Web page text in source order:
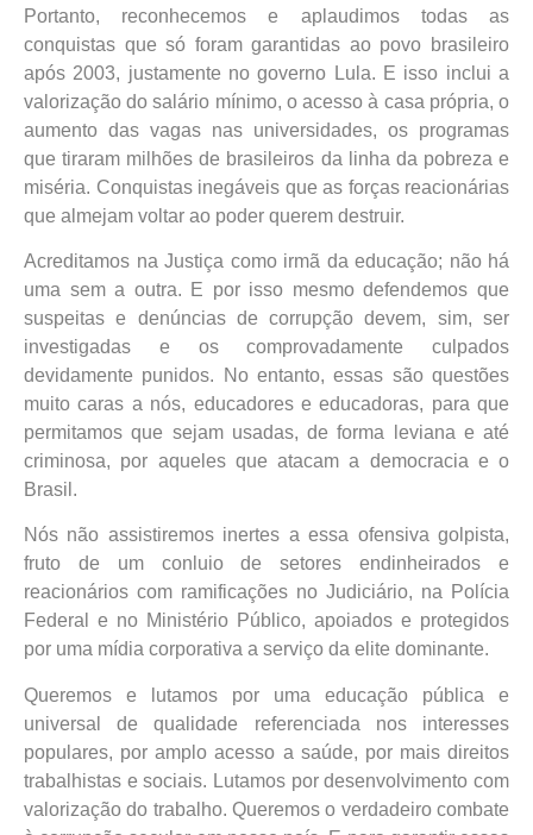
Portanto, reconhecemos e aplaudimos todas as
conquistas que só foram garantidas ao povo brasileiro
após 2003, justamente no governo Lula. E isso inclui a
valorização do salário mínimo, o acesso à casa própria, o
aumento das vagas nas universidades, os programas
que tiraram milhões de brasileiros da linha da pobreza e
miséria. Conquistas inegáveis que as forças reacionárias
que almejam voltar ao poder querem destruir.
Acreditamos na Justiça como irmã da educação; não há
uma sem a outra. E por isso mesmo defendemos que
suspeitas e denúncias de corrupção devem, sim, ser
investigadas e os comprovadamente culpados
devidamente punidos. No entanto, essas são questões
muito caras a nós, educadores e educadoras, para que
permitamos que sejam usadas, de forma leviana e até
criminosa, por aqueles que atacam a democracia e o
Brasil.
Nós não assistiremos inertes a essa ofensiva golpista,
fruto de um conluio de setores endinheirados e
reacionários com ramificações no Judiciário, na Polícia
Federal e no Ministério Público, apoiados e protegidos
por uma mídia corporativa a serviço da elite dominante.
Queremos e lutamos por uma educação pública e
universal de qualidade referenciada nos interesses
populares, por amplo acesso a saúde, por mais direitos
trabalhistas e sociais. Lutamos por desenvolvimento com
valorização do trabalho. Queremos o verdadeiro combate